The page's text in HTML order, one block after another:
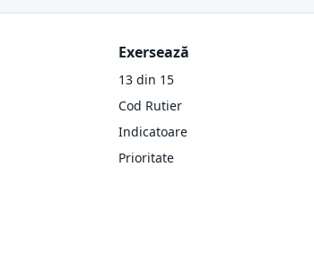
Exersează
13 din 15
Cod Rutier
Indicatoare
Prioritate